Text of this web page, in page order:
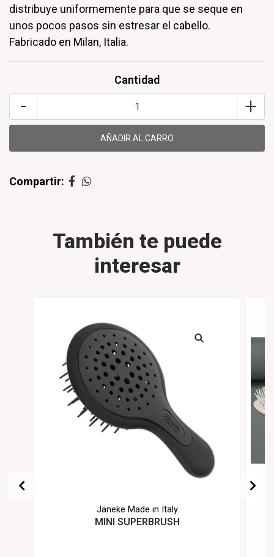
distribuye uniformemente para que se seque en
unos pocos pasos sin estresar el cabello.
Fabricado en Milan, Italia.
Cantidad
+
-
Compartir:
También te puede
interesar
Jäneke Made in Italy
MINI SUPERBRUSH